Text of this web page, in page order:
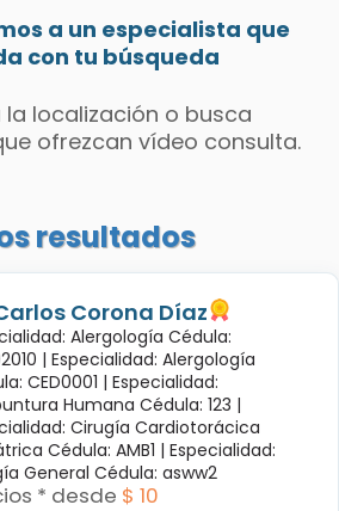
a un especialista que
con tu búsqueda
localización o busca
ofrezcan vídeo consulta.
resultados
Corona Díaz
Alergología Cédula:
| Especialidad: Alergología
CED0001 | Especialidad:
Humana Cédula: 123 |
Cirugía Cardiotorácica
Cédula: AMB1 | Especialidad:
General Cédula: asww2
* desde $ 10